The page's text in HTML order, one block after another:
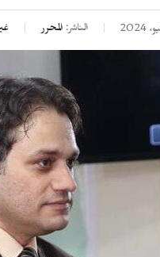
الناشر: المحرر